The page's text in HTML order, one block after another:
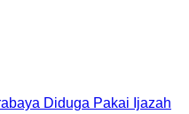
Diduga Pakai Ijazah